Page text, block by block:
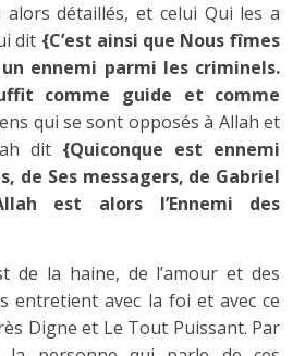
détaillés, et celui Qui les a
dit {C’est ainsi que Nous fîmes
ennemi parmi les criminels.
comme guide et comme
qui se sont opposés à Allah et
dit {Quiconque est ennemi
de Ses messagers, de Gabriel
est alors l’Ennemi des
de la haine, de l’amour et des
entretient avec la foi et avec ce
Digne et Le Tout Puissant. Par